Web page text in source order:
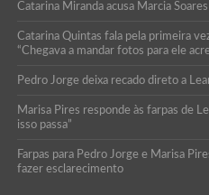
Catarina Miranda acusa Marcia
Catarina Quintas fala pela primeira
“Chegava a mandar fotos para ele
Pedro Jorge deixa recado direto a
Marisa Pires responde às farpas de
isso passa”
Farpas para Pedro Jorge e Marisa
fazer esclarecimento